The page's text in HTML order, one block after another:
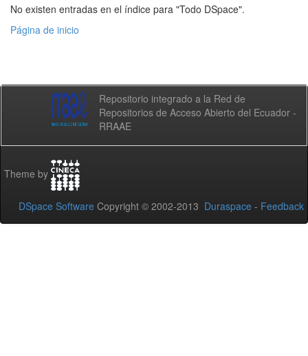
No existen entradas en el índice para "Todo DSpace".
Página de inicio
Repositorio integrado a la Red de
Repositorios de Acceso Abierto del Ecuador -
RRAAE
Theme by
DSpace Software Copyright © 2002-2013 Duraspace - Feedback